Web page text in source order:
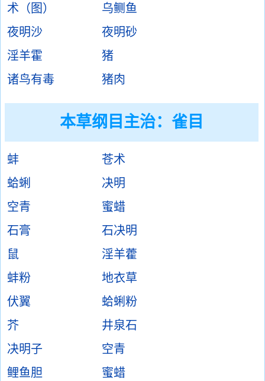
术（图）
乌鲗鱼
夜明沙
夜明砂
淫羊霍
猪
诸鸟有毒
猪肉
本草纲目主治：雀目
蚌
苍术
蛤蜊
决明
空青
蜜蜡
石膏
石决明
鼠
淫羊藿
蚌粉
地衣草
伏翼
蛤蜊粉
芥
井泉石
决明子
空青
鲤鱼胆
蜜蜡